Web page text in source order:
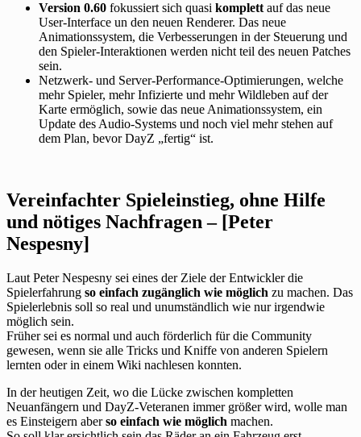
Version 0.60 fokussiert sich quasi komplett auf das neue
User-Interface un den neuen Renderer. Das neue
Animationssystem, die Verbesserungen in der Steuerung und
den Spieler-Interaktionen werden nicht teil des neuen Patches
sein.
Netzwerk- und Server-Performance-Optimierungen, welche
mehr Spieler, mehr Infizierte und mehr Wildleben auf der
Karte ermöglich, sowie das neue Animationssystem, ein
Update des Audio-Systems und noch viel mehr stehen auf
dem Plan, bevor DayZ „fertig“ ist.
Vereinfachter Spieleinstieg, ohne Hilfe
und nötiges Nachfragen – [Peter
Nespesny]
Laut Peter Nespesny sei eines der Ziele der Entwickler die
Spielerfahrung so einfach zugänglich wie möglich zu machen. Das
Spielerlebnis soll so real und unumständlich wie nur irgendwie
möglich sein.
Früher sei es normal und auch förderlich für die Community
gewesen, wenn sie alle Tricks und Kniffe von anderen Spielern
lernten oder in einem Wiki nachlesen konnten.
In der heutigen Zeit, wo die Lücke zwischen kompletten
Neuanfängern und DayZ-Veteranen immer größer wird, wolle man
es Einsteigern aberso einfach wie möglich machen.